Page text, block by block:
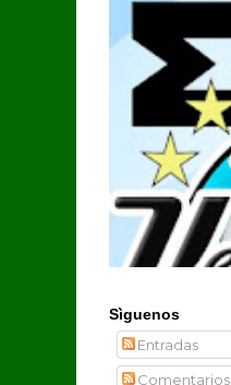
Sìguenos
Entradas
Comentarios